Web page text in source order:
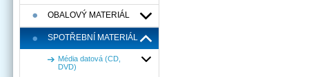
OBALOVÝ MATERIÁL
SPOTŘEBNÍ MATERIÁL
Média datová (CD,
DVD)